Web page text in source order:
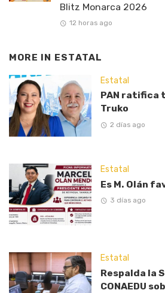
Blitz Monarca 2026
12 horas ago
MORE IN ESTATAL
Estatal
PAN ratifica
Truko
2 días ago
Estatal
Es M. Olán
3 días ago
Estatal
Respalda la
CONAEDU